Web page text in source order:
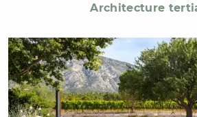
Architecture